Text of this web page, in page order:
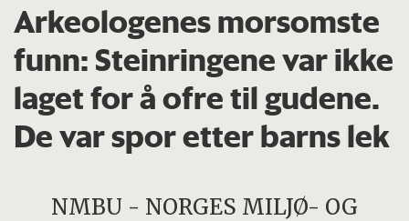
Arkeologenes morsomste
funn: Steinringene var ikke
laget for å ofre til gudene.
De var spor etter barns lek
NMBU - NORGES MILJØ- OG